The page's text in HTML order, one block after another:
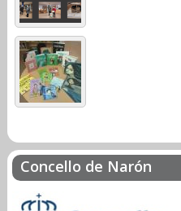
Concello de Narón